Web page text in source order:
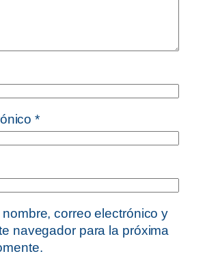
*
correo electrónico y
navegador para la próxima